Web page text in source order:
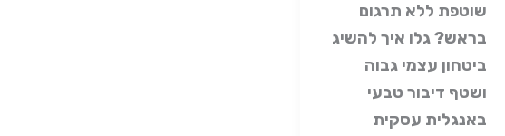
שוטפת ללא תרגום
בראש? גלו איך להשיג
ביטחון עצמי גבוה
ושטף דיבור טבעי
באנגלית עסקית